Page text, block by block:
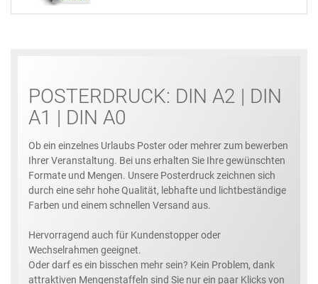
POSTERDRUCK: DIN A2 | DIN
A1 | DIN A0
Ob ein einzelnes Urlaubs Poster oder mehrer zum bewerben
Ihrer Veranstaltung. Bei uns erhalten Sie Ihre gewünschten
Formate und Mengen. Unsere Posterdruck zeichnen sich
durch eine sehr hohe Qualität, lebhafte und lichtbeständige
Farben und einem schnellen Versand aus.
Hervorragend auch für Kundenstopper oder
Wechselrahmen geeignet.
Oder darf es ein bisschen mehr sein? Kein Problem, dank
attraktiven Mengenstaffeln sind Sie nur ein paar Klicks von